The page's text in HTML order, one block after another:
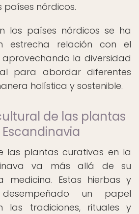
nórdicos.
los países nórdicos se ha
estrecha relación con el
la diversidad
para abordar diferentes
holística y sostenible.
de las plantas
las plantas curativas en la
va más allá de su
medicina. Estas hierbas y
un papel
las tradiciones, rituales y